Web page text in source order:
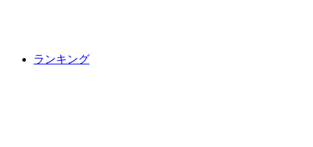
ランキング